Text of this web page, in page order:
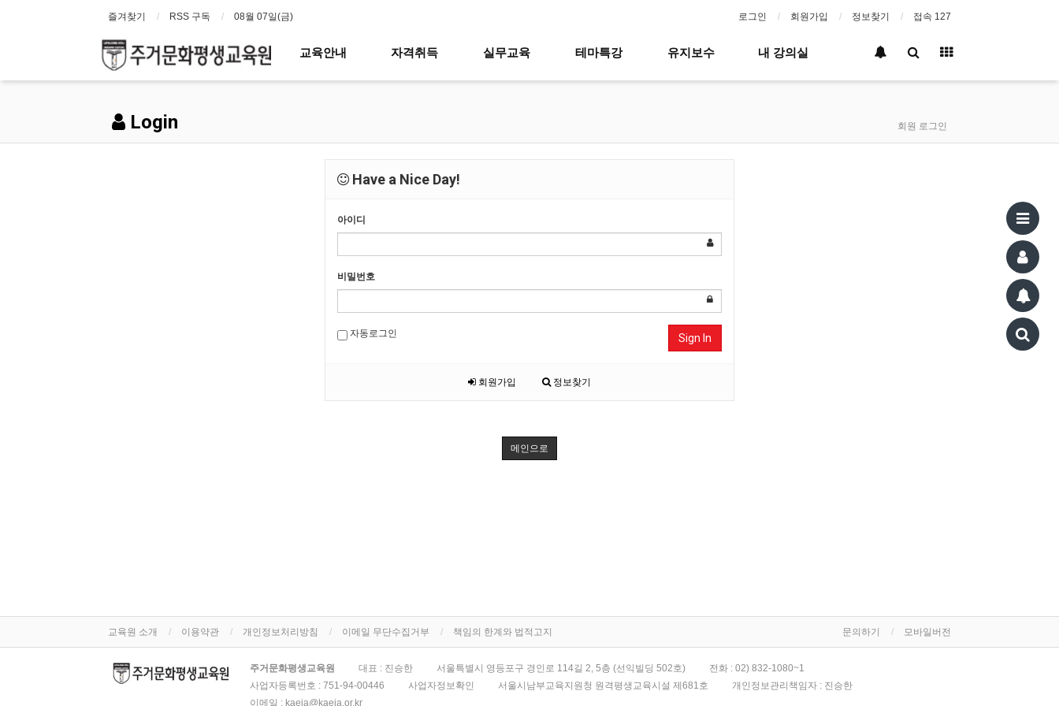
즐겨찾기 RSS 구독 08월 07일(금) 로그인 회원가입 정보찾기 접속 127
교육안내 자격취득 실무교육 테마특강 유지보수 내 강의실
Login 회원 로그인
Have a Nice Day!
아이디
비밀번호
자동로그인 Sign In
회원가입 정보찾기
메인으로
교육원 소개 이용약관 개인정보처리방침 이메일 무단수집거부 책임의 한계와 법적고지 문의하기 모바일버전
주거문화평생교육원 대표 : 진승한 서울특별시 영등포구 경인로 114길 2, 5층 (선익빌딩 502호) 전화 : 02) 832-1080~1
사업자등록번호 : 751-94-00446 사업자정보확인 서울시남부교육지원청 원격평생교육시설 제681호
개인정보관리책임자 : 진승한
이메일 : kaeia@kaeia.or.kr